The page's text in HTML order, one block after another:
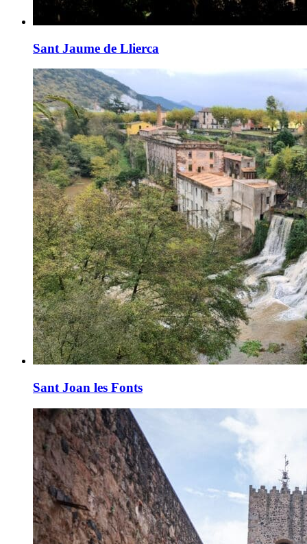
Sant Jaume de Llierca
Sant Joan les Fonts